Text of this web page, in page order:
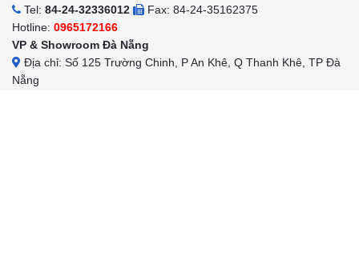
Tel: 84-24-32336012
Fax: 84-24-35162375
Hotline: 0965172166
VP & Showroom Đà Nẵng
Địa chỉ: Số 125 Trường Chinh, P An Khê, Q Thanh Khê, TP Đà
Nẵng